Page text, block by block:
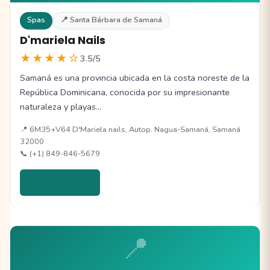
Spas 📍 Santa Bárbara de Samaná
D'mariela Nails
★★★★☆3.5/5
Samaná es una provincia ubicada en la costa noreste de la
República Dominicana, conocida por su impresionante
naturaleza y playas…
📍 6M35+V64 D'Mariela nails, Autop. Nagua-Samaná, Samaná
32000
📞 (+1) 849-846-5679
📍